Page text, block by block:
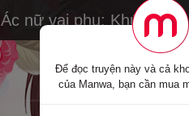
Ác nữ vai phụ: Khúc
Để đọc truyện này và cả
của Manwa, bạn cần mua